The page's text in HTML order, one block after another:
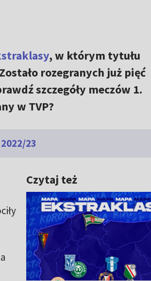
, w którym tytułu
rozegranych już pięć
szczegóły meczów 1.
w TVP?
23
Czytaj też